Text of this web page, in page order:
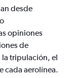
desde
opiniones
de
tripulación, el
cada aerolínea.